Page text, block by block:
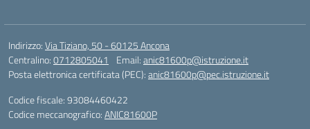
Indirizzo:Via Tiziano, 50 - 60125 Ancona
Centralino:0712805041 Email:anic81600p@istruzione.it
Posta elettronica certificata (PEC):anic81600p@pec.istruzione.it
Codice fiscale: 93084460422
Codice meccanografico:ANIC81600P